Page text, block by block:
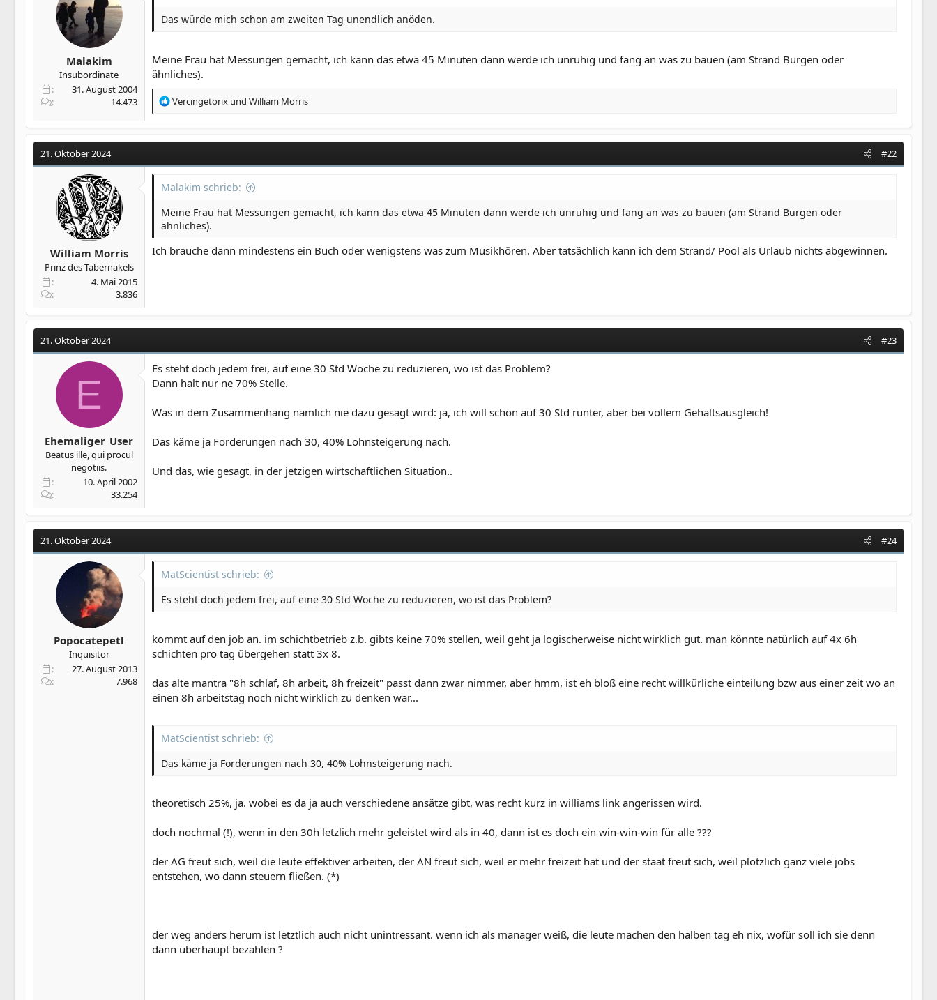
Malakim
Insubordinate
31. August 2004
14.473
Das würde mich schon am zweiten Tag unendlich anöden.
Meine Frau hat Messungen gemacht, ich kann das etwa 45 Minuten dann werde ich unruhig und fang an was zu bauen (am Strand Burgen oder
ähnliches).
R
a
i
n
n
:
Vercingetorix und William Morris
21. Oktober 2024 #22
William Morris
Prinz des Tabernakels
4. Mai 2015
3.836
Malakim schrieb:
Meine Frau hat Messungen gemacht, ich kann das etwa 45 Minuten dann werde ich unruhig und fang an was zu bauen (am Strand Burgen oder
ähnliches).
Ich brauche dann mindestens ein Buch oder wenigstens was zum Musikhören. Aber tatsächlich kann ich dem Strand/ Pool als Urlaub nichts abgewinnen.
21. Oktober 2024 #23
E
Ehemaliger_User
Beatus ille, qui procul
negotiis.
10. April 2002
33.254
Es steht doch jedem frei, auf eine 30 Std Woche zu reduzieren, wo ist das Problem?
Dann halt nur ne 70% Stelle.
Was in dem Zusammenhang nämlich nie dazu gesagt wird: ja, ich will schon auf 30 Std runter, aber bei vollem Gehaltsausgleich!
Das käme ja Forderungen nach 30, 40% Lohnsteigerung nach.
Und das, wie gesagt, in der jetzigen wirtschaftlichen Situation..
21. Oktober 2024 #24
Popocatepetl
Inquisitor
27. August 2013
7.968
MatScientist schrieb:
Es steht doch jedem frei, auf eine 30 Std Woche zu reduzieren, wo ist das Problem?
kommt auf den job an. im schichtbetrieb z.b. gibts keine 70% stellen, weil geht ja logischerweise nicht wirklich gut. man könnte natürlich auf 4x 6h
schichten pro tag übergehen statt 3x 8.
das alte mantra "8h schlaf, 8h arbeit, 8h freizeit" passt dann zwar nimmer, aber hmm, ist eh bloß eine recht willkürliche einteilung bzw aus einer zeit wo an
einen 8h arbeitstag noch nicht wirklich zu denken war...
MatScientist schrieb:
Das käme ja Forderungen nach 30, 40% Lohnsteigerung nach.
theoretisch 25%, ja. wobei es da ja auch verschiedene ansätze gibt, was recht kurz in williams link angerissen wird.
doch nochmal (!), wenn in den 30h letzlich mehr geleistet wird als in 40, dann ist es doch ein win-win-win für alle ???
der AG freut sich, weil die leute effektiver arbeiten, der AN freut sich, weil er mehr freizeit hat und der staat freut sich, weil plötzlich ganz viele jobs
entstehen, wo dann steuern fließen. (*)
der weg anders herum ist letztlich auch nicht unintressant. wenn ich als manager weiß, die leute machen den halben tag eh nix, wofür soll ich sie denn
dann überhaupt bezahlen ?